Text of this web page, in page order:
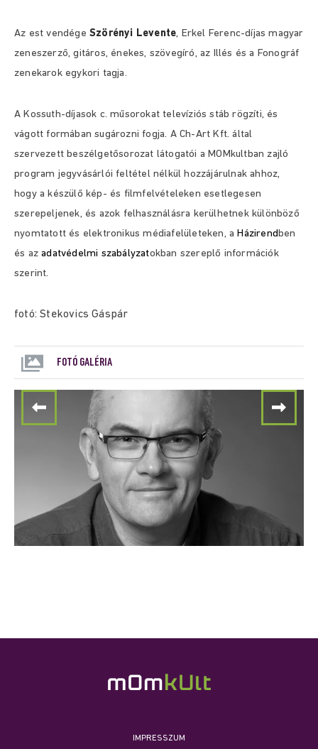
Az est vendége Szörényi Levente, Erkel Ferenc-díjas magyar
zeneszerző, gitáros, énekes, szövegíró, az Illés és a Fonográf
zenekarok egykori tagja.
A Kossuth-díjasok c. műsorokat televíziós stáb rögzíti, és
vágott formában sugározni fogja. A Ch-Art Kft. által
szervezett beszélgetősorozat látogatói a MOMkultban zajló
program jegyvásárlói feltétel nélkül hozzájárulnak ahhoz,
hogy a készülő kép- és filmfelvételeken esetlegesen
szerepeljenek, és azok felhasználásra kerülhetnek különböző
nyomtatott és elektronikus médiafelületeken, aHázirendben
és azadatvédelmi szabályzatokban szereplő információk
szerint.
fotó: Stekovics Gáspár
FOTÓ GALÉRIA
IMPRESSZUM